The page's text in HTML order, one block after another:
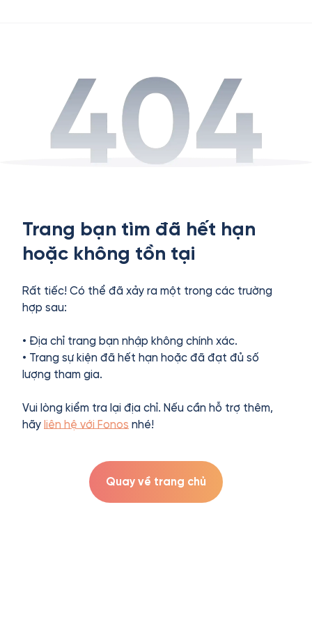
Trang bạn tìm đã hết hạn
hoặc không tồn tại
Rất tiếc! Có thể đã xảy ra một trong các trường
hợp sau:
• Địa chỉ trang bạn nhập không chính xác.
• Trang sự kiện đã hết hạn hoặc đã đạt đủ số
lượng tham gia.
Vui lòng kiểm tra lại địa chỉ. Nếu cần hỗ trợ thêm,
hãy liên hệ với Fonos nhé!
Quay về trang chủ